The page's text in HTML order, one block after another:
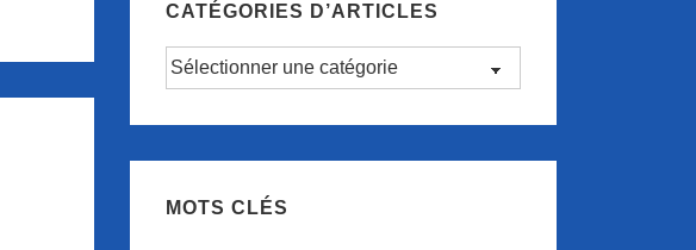
CATÉGORIES D’ARTICLES
Catégories
MOTS CLÉS